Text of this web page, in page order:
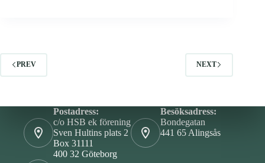
PREV NEXT
Postadress:
c/o HSB ek förening
Sven Hultins plats 2
Box 31111
400 32 Göteborg
Besöksadress:
Bondegatan
441 65 Alingsås